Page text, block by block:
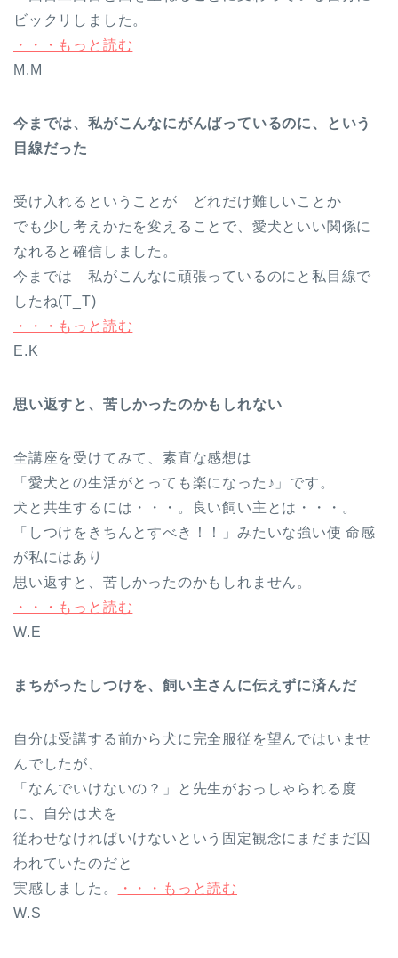
ビックリしました。
・・・もっと読む
M.M
今までは、私がこんなにがんばっているのに、という
目線だった
受け入れるということが どれだけ難しいことか
でも少し考えかたを変えることで、愛犬といい関係に
なれると確信しました。
今までは 私がこんなに頑張っているのにと私目線で
したね(T_T)
・・・もっと読む
E.K
思い返すと、苦しかったのかもしれない
全講座を受けてみて、素直な感想は
「愛犬との生活がとっても楽になった♪」です。
犬と共生するには・・・。良い飼い主とは・・・。
「しつけをきちんとすべき！！」みたいな強い使 命感
が私にはあり
思い返すと、苦しかったのかもしれません。
・・・もっと読む
W.E
まちがったしつけを、飼い主さんに伝えずに済んだ
自分は受講する前から犬に完全服従を望んではいませ
んでしたが、
「なんでいけないの？」と先生がおっしゃられる度
に、自分は犬を
従わせなければいけないという固定観念にまだまだ囚
われていたのだと
実感しました。
・・・もっと読む
W.S